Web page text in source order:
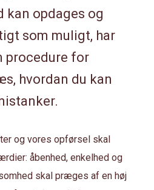
kan opdages og
som muligt, har
procedure for
hvordan du kan
og vores opførsel skal
åbenhed, enkelhed og
skal præges af en høj